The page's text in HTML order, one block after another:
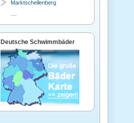
Marktschellenberg
Deutsche Schwimmbäder